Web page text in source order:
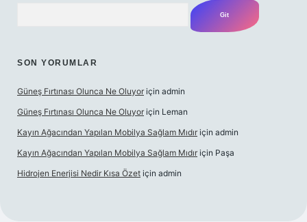
SON YORUMLAR
Güneş Fırtınası Olunca Ne Oluyor için admin
Güneş Fırtınası Olunca Ne Oluyor için Leman
Kayın Ağacından Yapılan Mobilya Sağlam Mıdır için admin
Kayın Ağacından Yapılan Mobilya Sağlam Mıdır için Paşa
Hidrojen Enerjisi Nedir Kısa Özet için admin